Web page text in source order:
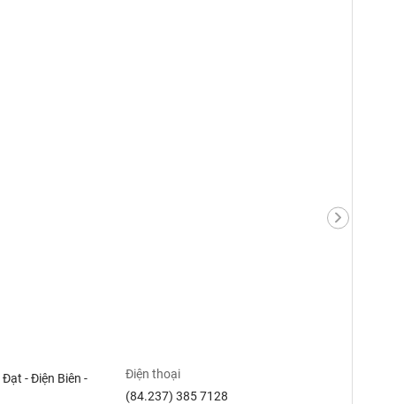
- Điện Biên -
Điện thoại
(84.237) 385 7128